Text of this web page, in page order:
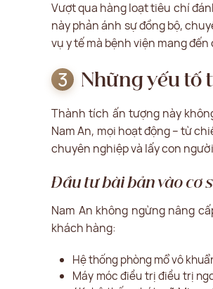
Vượt qua hàng loạt tiêu chí
này phản ánh sự đồng bộ,
vụ y tế mà bệnh viện mang
Những yếu tố
Thành tích ấn tượng này
Nam An, mọi hoạt động – từ
chuyên nghiệp và lấy con
Đầu tư bài bản vào cơ
Nam An không ngừng nâng
khách hàng:
Hệ thống phòng mổ vô
Máy móc điều trị điều trị